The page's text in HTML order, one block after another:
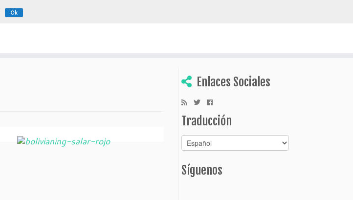
La experiencia más auténtica para descubrir Bolivia
Enlaces Sociales
Traducción
Síguenos
Ok